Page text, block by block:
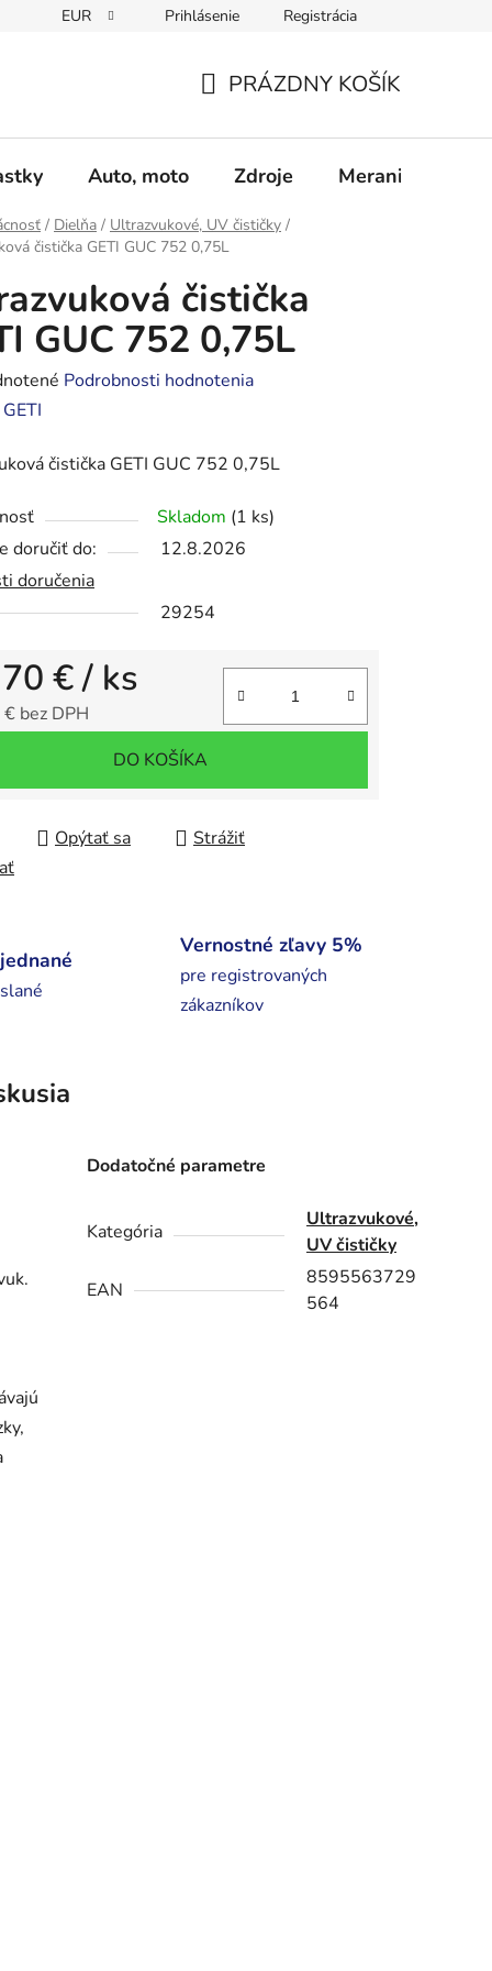
Obchodné podmienky Podmienky ochrany osobných údajov
EUR Prihlásenie Registrácia
KOŠÍK
PRÁZDNY KOŠÍK
Auto, moto Zdroje Meranie -
/ Dielňa / Ultrazvukové, UV čističky /
čistička GETI GUC 752 0,75L
čistička
GUC 752 0,75L
Podrobnosti hodnotenia
GETI
čistička GETI GUC 752 0,75L
Skladom (1 ks)
doručiť do:
12.8.2026
doručenia
29254
€/ ks
bez DPH
DO KOŠÍKA
Opýtať sa
Strážiť
Vernostné zľavy 5%
pre registrovaných
zákazníkov
Dodatočné parametre
Kategória
Ultrazvukové,
UV čističky
EAN
8595563729
564